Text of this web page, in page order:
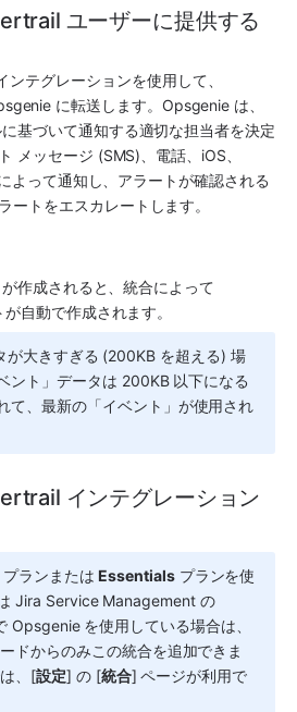
ユーザーに提供する
ンテグレーションを使用して、
に転送します。 Opsgenie は、
基づいて通知する適切な担当者を決定
メッセージ (SMS)、電話、iOS、
よって通知し、アラートが確認される
ートをエスカレートします。
自動で作成されます。
が大きすぎる (200KB を超える) 場
ント」データは 200KB 以下になる
て、最新の「イベント」が使用され
インテグレーション
ランまたは Essentials プランを使
用している、または Jira Service Management の
Opsgenie を使用している場合は、
ドからのみこの統合を追加できま
、[設定] の [統合] ページが利用で